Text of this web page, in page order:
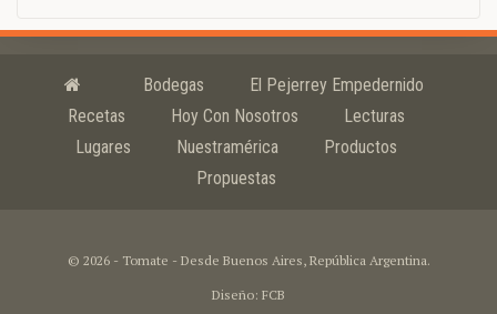
Bodegas
El Pejerrey Empedernido
Recetas
Hoy Con Nosotros
Lecturas
Lugares
Nuestramérica
Productos
Propuestas
© 2026 - Tomate - Desde Buenos Aires, República Argentina.
Diseño: FCB